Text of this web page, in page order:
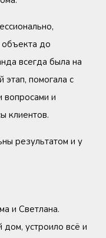
до
всегда была на
помогала с
вопросами и
клиентов.
результатом и у
и Светлана.
дом, устроило всё и